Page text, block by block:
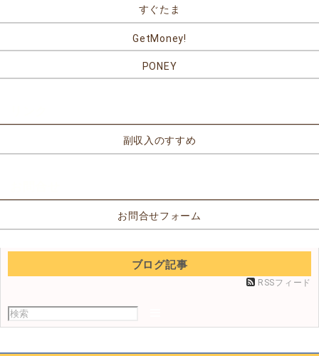
すぐたま
GetMoney!
PONEY
副収入のすすめ
お問合せフォーム
ブログ記事
RSSフィード